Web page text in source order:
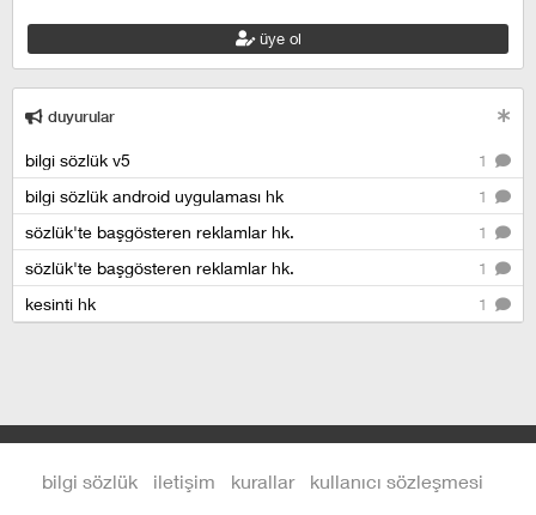
üye ol
duyurular
1
bilgi sözlük v5
1
bilgi sözlük android uygulaması hk
1
sözlük'te başgösteren reklamlar hk.
1
sözlük'te başgösteren reklamlar hk.
1
kesinti hk
bilgi sözlük iletişim kurallar kullanıcı sözleşmesi